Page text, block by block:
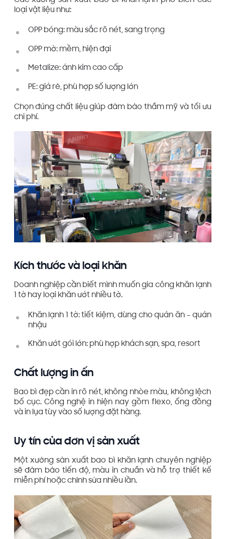
loại vật liệu như:
OPP bóng: màu sắc rõ nét, sang trọng
OPP mờ: mềm, hiện đại
Metalize: ánh kim cao cấp
PE: giá rẻ, phù hợp số lượng lớn
Chọn đúng chất liệu giúp đảm bảo thẩm mỹ và tối ưu
chi phí.
Kích thước và loại khăn
Doanh nghiệp cần biết mình muốn gia công khăn lạnh
1 tờ hay loại khăn ướt nhiều tờ.
Khăn lạnh 1 tờ: tiết kiệm, dùng cho quán ăn – quán
nhậu
Khăn ướt gói lớn: phù hợp khách sạn, spa, resort
Chất lượng in ấn
Bao bì đẹp cần in rõ nét, không nhòe màu, không lệch
bố cục. Công nghệ in hiện nay gồm flexo, ống đồng
và in lụa tùy vào số lượng đặt hàng.
Uy tín của đơn vị sản xuất
Một xưởng sản xuất bao bì khăn lạnh chuyên nghiệp
sẽ đảm bảo tiến độ, màu in chuẩn và hỗ trợ thiết kế
miễn phí hoặc chỉnh sửa nhiều lần.